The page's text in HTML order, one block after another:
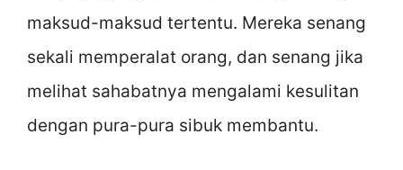
maksud-maksud tertentu. Mereka senang
sekali memperalat orang, dan senang jika
melihat sahabatnya mengalami kesulitan
dengan pura-pura sibuk membantu.